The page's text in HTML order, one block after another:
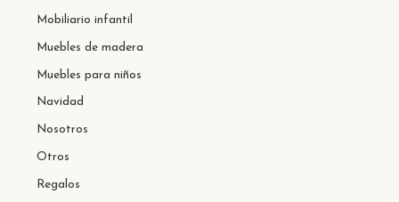
Mobiliario infantil
Muebles de madera
Muebles para niños
Navidad
Nosotros
Otros
Regalos